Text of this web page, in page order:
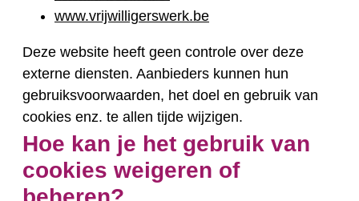
www.vrijwilligerswerk.be
Deze website heeft geen controle over deze
externe diensten. Aanbieders kunnen hun
gebruiksvoorwaarden, het doel en gebruik van
cookies enz. te allen tijde wijzigen.
Hoe kan je het gebruik van
cookies weigeren of